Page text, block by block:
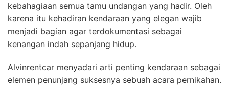
kebahagiaan semua tamu undangan yang hadir. Oleh
karena itu kehadiran kendaraan yang elegan wajib
menjadi bagian agar terdokumentasi sebagai
kenangan indah sepanjang hidup.
Alvinrentcar menyadari arti penting kendaraan sebagai
elemen penunjang suksesnya sebuah acara pernikahan.